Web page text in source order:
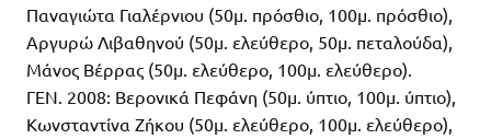
Παναγιώτα Γιαλέρνιου (50μ. πρόσθιο, 100μ. πρόσθιο),
Αργυρώ Λιβαθηνού (50μ. ελεύθερο, 50μ. πεταλούδα),
Μάνος Βέρρας (50μ. ελεύθερο, 100μ. ελεύθερο).
ΓΕΝ. 2008: Βερονικά Πεφάνη (50μ. ύπτιο, 100μ. ύπτιο),
Κωνσταντίνα Ζήκου (50μ. ελεύθερο, 100μ. ελεύθερο),